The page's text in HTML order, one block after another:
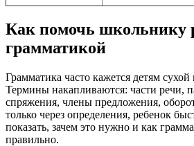
Как помочь школьнику
грамматикой
Грамматика часто кажется детям
Термины накапливаются: части речи,
спряжения, члены предложения,
только через определения, ребенок
показать, зачем это нужно и как
правильно.